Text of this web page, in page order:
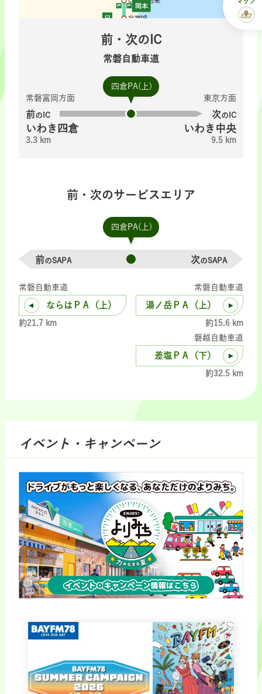
前・次のIC
常磐自動車道
四倉PA(上)
常磐富岡方面
前のIC
いわき四倉
3.3 km
東京方面
次のIC
いわき中央
9.5 km
前・次のサービスエリア
四倉PA(上)
前のSAPA 次のSAPA
常磐自動車道
ならはＰＡ（上）
約21.7 km
常磐自動車道
湯ノ岳ＰＡ（上）
約15.6 km
磐越自動車道
差塩ＰＡ（下）
約32.5 km
イベント・キャンペーン